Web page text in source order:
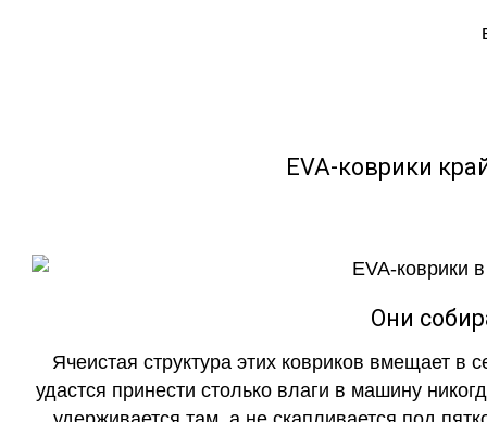
EVA-коврики
Они
Ячеистая структура этих ковриков вмещает в
удастся принести столько влаги в машину